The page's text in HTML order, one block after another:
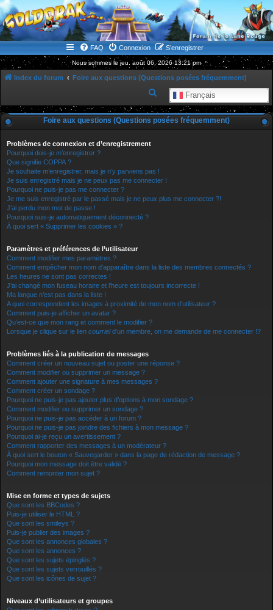
WWW.GOLDORAKGO.COM
le site de la Lune Rouge
FAQ Connexion S’enregistrer
Nous sommes le jeu. août 06, 2026 13:21 pm
Index du forum Foire aux questions (Questions posées fréquemment)
Français
e
c
c
Foire aux questions (Questions posées fréquemment)
Problèmes de connexion et d’enregistrement
Pourquoi dois-je m’enregistrer ?
Que signifie COPPA ?
Je souhaite m’enregistrer, mais je n’y parviens pas !
Je suis enregistré mais je ne peux pas me connecter !
Pourquoi ne puis-je pas me connecter ?
Je me suis enregistré par le passé mais je ne peux plus me connecter ?!
J’ai perdu mon mot de passe !
Pourquoi suis-je automatiquement déconnecté ?
À quoi sert « Supprimer les cookies » ?
Paramètres et préférences de l’utilisateur
Comment modifier mes paramètres ?
Comment empêcher mon nom d’apparaître dans la liste des membres connectés ?
Les heures ne sont pas correctes !
J’ai changé mon fuseau horaire et l’heure est toujours incorrecte !
Ma langue n’est pas dans la liste !
A quoi correspondent les images à proximité de mon nom d’utilisateur ?
Comment puis-je afficher un avatar ?
Qu’est-ce que mon rang et comment le modifier ?
Lorsque je clique sur le lien courrield’un membre, on me demande de me connecter !?
Problèmes liés à la publication de messages
Comment créer un nouveau sujet ou poster une réponse ?
Comment modifier ou supprimer un message ?
Comment ajouter une signature à mes messages ?
Comment créer un sondage ?
Pourquoi ne puis-je pas ajouter plus d’options à mon sondage ?
Comment modifier ou supprimer un sondage ?
Pourquoi ne puis-je pas accéder à un forum ?
Pourquoi ne puis-je pas joindre des fichiers à mon message ?
Pourquoi ai-je reçu un avertissement ?
Comment rapporter des messages à un modérateur ?
À quoi sert le bouton « Sauvegarder » dans la page de rédaction de message ?
Pourquoi mon message doit être validé ?
Comment remonter mon sujet ?
Mise en forme et types de sujets
Que sont les BBCodes ?
Puis-je utiliser le HTML ?
Que sont les smileys ?
Puis-je publier des images ?
Que sont les annonces globales ?
Que sont les annonces ?
Que sont les sujets épinglés ?
Que sont les sujets verrouillés ?
Que sont les icônes de sujet ?
Niveaux d’utilisateurs et groupes